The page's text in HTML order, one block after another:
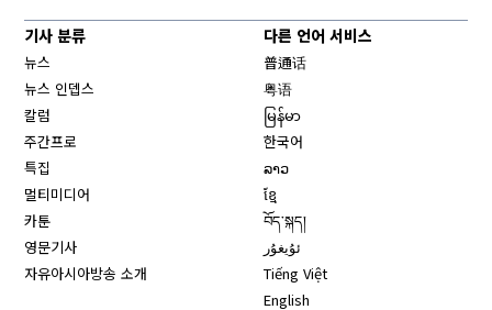
기사 분류
뉴스
뉴스 인뎁스
칼럼
주간프로
특집
멀티미디어
카툰
영문기사
자유아시아방송 소개
다른 언어 서비스
普通话
粤语
မြန်မာ
한국어
ລາວ
ខ្មែ
བོད་སྐད།
ئۇيغۇر
Tiếng Việt
English